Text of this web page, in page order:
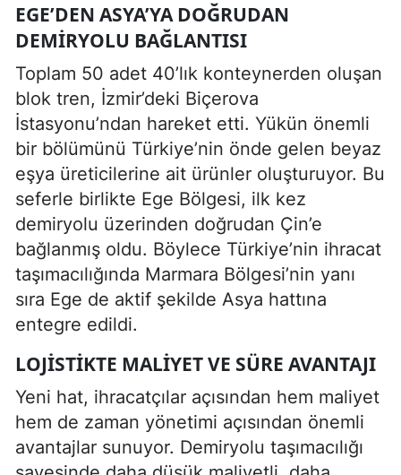
EGE’DEN ASYA’YA DOĞRUDAN
DEMIRYOLU BAĞLANTISI
Toplam 50 adet 40’lık konteynerden oluşan
blok tren, İzmir’deki Biçerova
İstasyonu’ndan hareket etti. Yükün önemli
bir bölümünü Türkiye’nin önde gelen beyaz
eşya üreticilerine ait ürünler oluşturuyor. Bu
seferle birlikte Ege Bölgesi, ilk kez
demiryolu üzerinden doğrudan Çin’e
bağlanmış oldu. Böylece Türkiye’nin ihracat
taşımacılığında Marmara Bölgesi’nin yanı
sıra Ege de aktif şekilde Asya hattına
entegre edildi.
LOJISTIKTE MALIYET VE SÜRE AVANTAJI
Yeni hat, ihracatçılar açısından hem maliyet
hem de zaman yönetimi açısından önemli
avantajlar sunuyor. Demiryolu taşımacılığı